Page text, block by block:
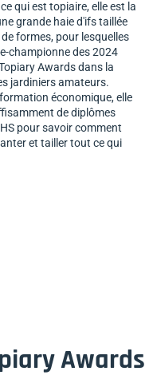
qui est topiaire, elle est la
grande haie d'ifs taillée
formes, pour lesquelles
championne des 2024
Awards dans la
jardiniers amateurs.
économique, elle
de diplômes
pour savoir comment
et tailler tout ce qui
Awards